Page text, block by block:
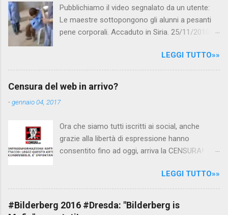
Pubblichiamo il video segnalato da un utente:
Le maestre sottopongono gli alunni a pesanti
pene corporali. Accaduto in Siria. 25/11/2010
Canale 5 "Forum" si è interessato al caso,
interpellando prontamente l'ambasciata siriana,
per fare luce sulla vicenda: è emerso che il
scuola. LEGGI IL SERVIZIO . staff
nocensura.com Condividi su Facebook
LEGGI TUTTO»»
Censura del web in arrivo?
-gennaio 04, 2017
Ora che siamo tutti iscritti ai social, anche
grazie alla libertà di espressione hanno
consentito fino ad oggi, arriva la CENSURA!
politica rispediti al mittente dai cittadini - perché
censurare avrebbe fatto perdere troppi
consensi ai vari governi - la CENSURA potrebbe
arrivare dall'Antitrust, ovvero l' Autorità garante
LEGGI TUTTO»»
#Bilderberg 2016 #Dresda: "Bilderberg is